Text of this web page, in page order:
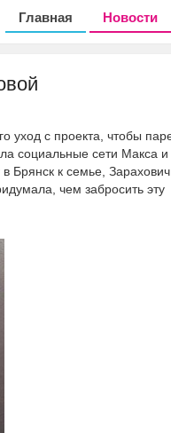
Главная Новости
уход с проекта, чтобы
социальные сети Макса и
Брянск к семье,
чем забросить эту